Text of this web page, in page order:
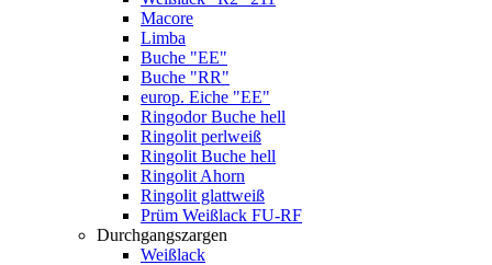
Macore
Limba
Buche "EE"
Buche "RR"
europ. Eiche "EE"
Ringodor Buche hell
Ringolit perlweiß
Ringolit Buche hell
Ringolit Ahorn
Ringolit glattweiß
Prüm Weißlack FU-RF
Durchgangszargen
Weißlack